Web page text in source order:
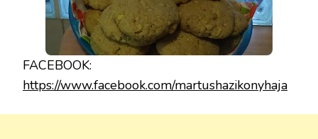
FACEBOOK:
https://www.facebook.com/martushazikonyhaja